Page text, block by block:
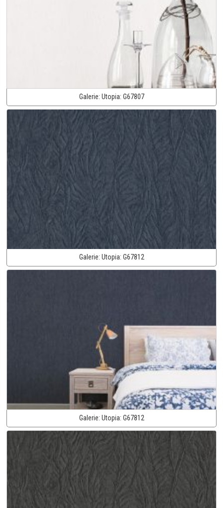
Galerie: Utopia: G67807
Galerie: Utopia: G67812
Galerie: Utopia: G67812